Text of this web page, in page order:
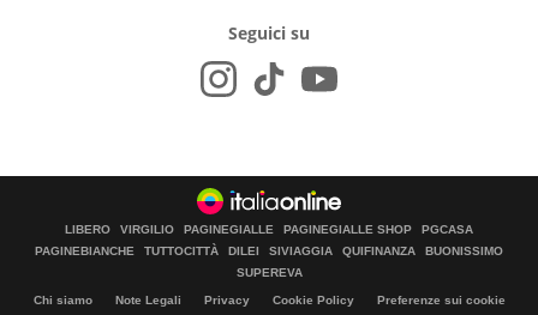
Seguici su
LIBERO VIRGILIO PAGINEGIALLE PAGINEGIALLE SHOP
PGCASA
PAGINEBIANCHE
TUTTOCITTÀ DILEI SIVIAGGIA QUIFINANZA
BUONISSIMO
SUPEREVA
Chi siamo Note Legali Privacy Cookie Policy
Preferenze sui cookie